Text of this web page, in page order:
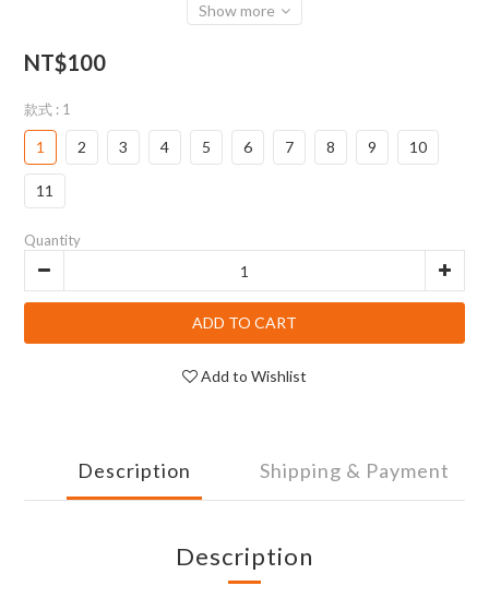
Show more
NT$100
款式 : 1
1 2 3 4 5 6 7 8 9 10
11
Quantity
ADD TO CART
Add to Wishlist
Description Shipping & Payment
Description